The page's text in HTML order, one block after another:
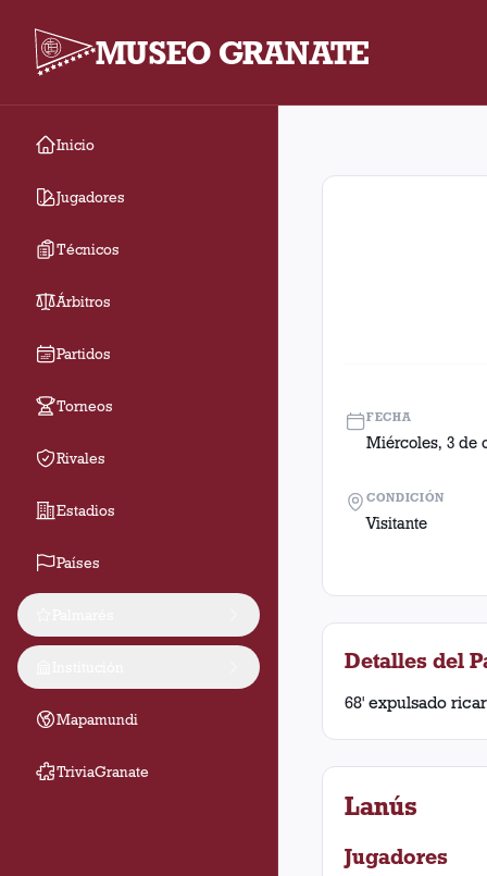
MUSEO GRANATE
Inicio
Jugadores
Técnicos
Árbitros
Partidos
Torneos
Rivales
Estadios
Países
Mapamundi
TriviaGranate
Fecha 9. Partido
FECHA
Miércoles, 3 de
CONDICIÓN
Visitante
Detalles del
68' expulsado
Lanús
Jugadores